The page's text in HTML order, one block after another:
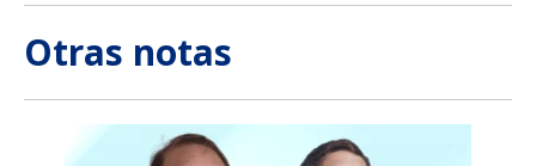
Otras notas